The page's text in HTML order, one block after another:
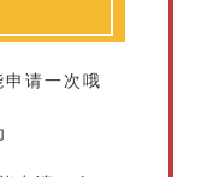
请一次哦